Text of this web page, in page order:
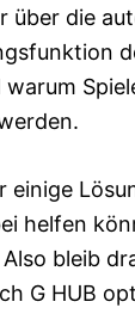
über die
warum
einige
helfen
bleib
G HUB